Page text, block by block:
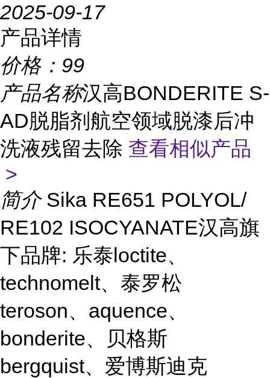
2025-09-17
产品详情
价格： 99
产品名称汉高BONDERITE S-
AD脱脂剂航空领域脱漆后冲
洗液残留去除 查看相似产品
>
简介 Sika RE651 POLYOL/
RE102 ISOCYANATE汉高旗
下品牌: 乐泰loctite、
technomelt、泰罗松
teroson、aquence、
bonderite、贝格斯
bergquist、爱博斯迪克